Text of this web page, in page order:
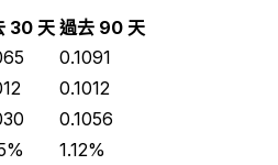
30 天 過去 90 天
0.1091
0.1012
0.1056
1.12%